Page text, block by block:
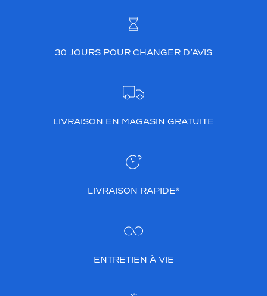
30 JOURS POUR CHANGER D’AVIS
LIVRAISON EN MAGASIN GRATUITE
LIVRAISON RAPIDE*
ENTRETIEN À VIE